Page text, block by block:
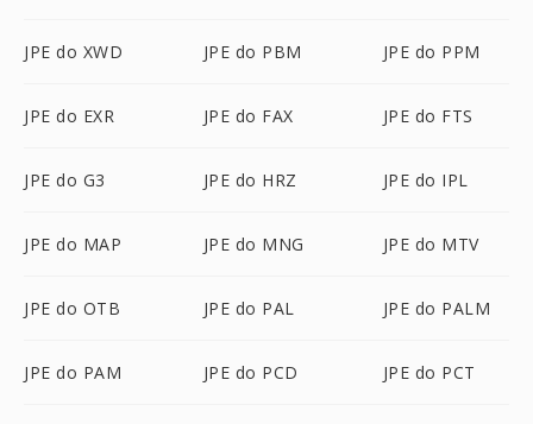
JPE do XWD JPE do PBM JPE do PPM
JPE do EXR JPE do FAX JPE do FTS
JPE do G3 JPE do HRZ JPE do IPL
JPE do MAP JPE do MNG JPE do MTV
JPE do OTB JPE do PAL JPE do PALM
JPE do PAM JPE do PCD JPE do PCT